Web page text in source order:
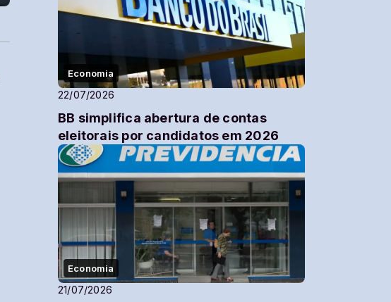
Economia
22/07/2026
BB simplifica abertura de contas
eleitorais por candidatos em 2026
Economia
21/07/2026